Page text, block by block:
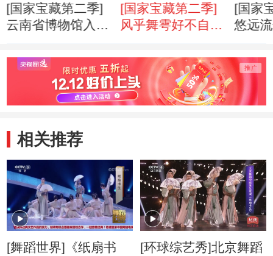
[国家宝藏第二季]
云南省博物馆入选
[国家宝藏第二季]
风乎舞雩好不自
演绎古典舞《纸扇
书生》
[国家
悠远
《九
相关推荐
[舞蹈世界]《纸扇书
[环球综艺秀]北京舞蹈